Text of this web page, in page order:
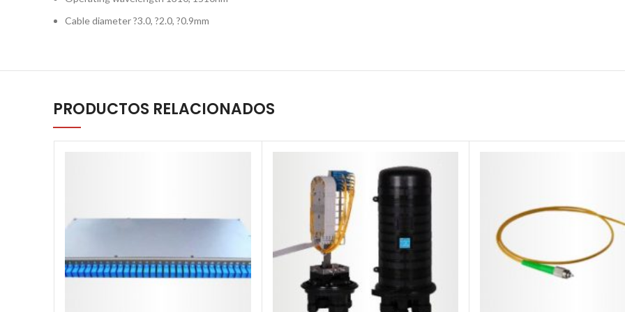
Cable diameter ?3.0, ?2.0, ?0.9mm
PRODUCTOS RELACIONADOS